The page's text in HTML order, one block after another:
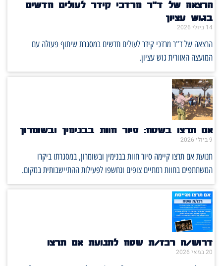
הרצאה של ד"ר מרדכי קידר לעולים חדשים
בגוש עציון
14 ביולי 2026
הרצאה של ד"ר מרדכי קידר לעולים חדשים במסגרת שיתוף פעולה עם
המועצה האזורית גוש עציון.
אם תרצו בשטח: סיור חוות בבנימין ובשומרון
9 ביולי 2026
תנועת אם תרצו קיימה סיור חוות בבנימין ובשומרון, במסגרתו ביקרו
המשתתפים בחוות רמתיים צופים ונחשפו לפעילות ההתיישבותית במקום.
דרוש/ה רכז/ת שטח לתנועת אם תרצו
20 במאי 2026